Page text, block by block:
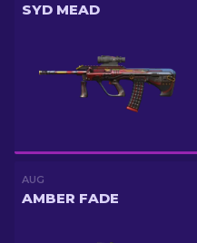
SYD MEAD
AUG
AMBER FADE